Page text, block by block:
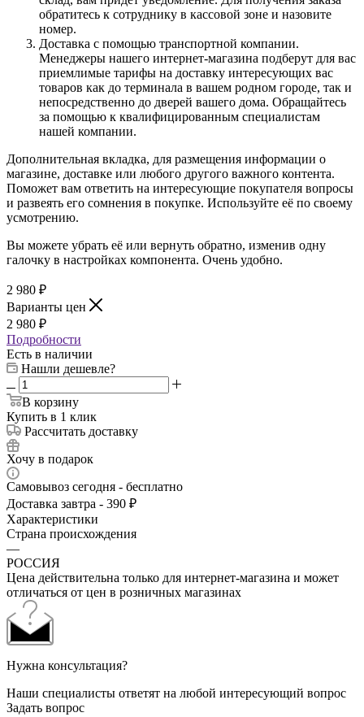
обратитесь к сотруднику в кассовой зоне и назовите
номер.
Доставка с помощью транспортной компании.
Менеджеры нашего интернет-магазина подберут для вас
приемлимые тарифы на доставку интересующих вас
товаров как до терминала в вашем родном городе, так и
непосредственно до дверей вашего дома. Обращайтесь
за помощью к квалифицированным специалистам
нашей компании.
Дополнительная вкладка, для размещения информации о
магазине, доставке или любого другого важного контента.
Поможет вам ответить на интересующие покупателя вопросы
и развеять его сомнения в покупке. Используйте её по своему
усмотрению.
Вы можете убрать её или вернуть обратно, изменив одну
галочку в настройках компонента. Очень удобно.
2 980 ₽
Варианты цен
2 980 ₽
Подробности
Есть в наличии
Нашли дешевле?
В корзину
Купить в 1 клик
Рассчитать доставку
Хочу в подарок
Самовывоз сегодня - бесплатно
Доставка завтра - 390 ₽
Характеристики
Страна происхождения
—
РОССИЯ
Цена действительна только для интернет-магазина и может
отличаться от цен в розничных магазинах
Нужна консультация?
Наши специалисты ответят на любой интересующий вопрос
Задать вопрос